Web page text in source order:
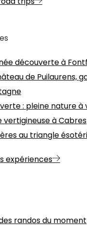
découverte à
de Puilaurens,
: pleine nature à
vertigineuse à
au triangle
expériences
randos du moment